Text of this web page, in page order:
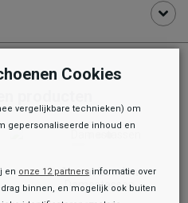
Charm London
Damestassen
Cookies
vergelijkbare technieken) om
gepersonaliseerde inhoud en
en onze 12 partners informatie over
binnen, en mogelijk ook buiten